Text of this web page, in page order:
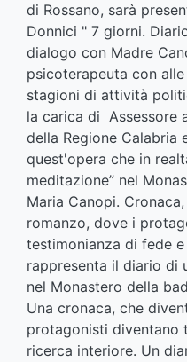
di Rossano, sarà
Donnici " 7 giorni.
dialogo con Madre
psicoterapeuta con
stagioni di attività
la carica di Assessore
della Regione Calabria
quest'opera che in
meditazione” nel
Maria Canopi.
romanzo, dove i
testimonianza di fede
rappresenta il diario di
nel Monastero della
Una cronaca, che
protagonisti diventano
ricerca interiore. Un